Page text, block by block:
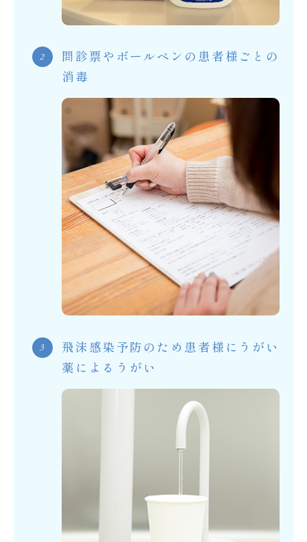
問診票やボールペンの患者様ごとの
消毒
飛沫感染予防のため患者様にうがい
薬によるうがい